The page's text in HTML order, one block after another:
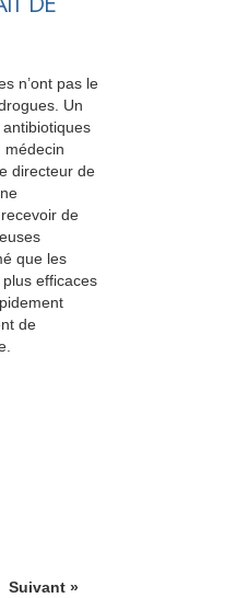
n’ont pas le
Un
médecin
directeur de
de
que les
efficaces
de
Suivant »